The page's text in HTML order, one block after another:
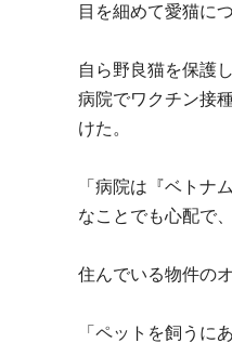
目を細めて愛猫に
自ら野良猫を保護
病院でワクチン接
けた。
「病院は『ベトナ
なことでも心配で
住んでいる物件の
「ペットを飼うに